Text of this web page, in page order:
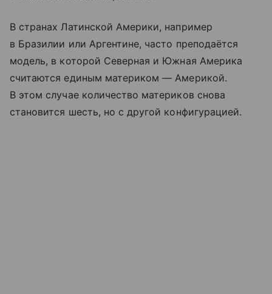
В странах Латинской Америки, например
в Бразилии или Аргентине, часто преподаётся
модель, в которой Северная и Южная Америка
считаются единым материком — Америкой.
В этом случае количество материков снова
становится шесть, но с другой конфигурацией.